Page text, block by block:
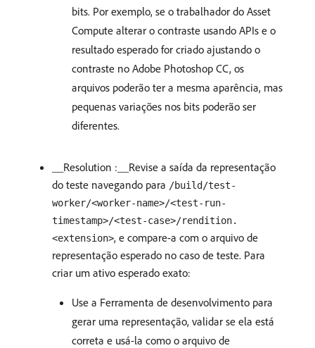
bits. Por exemplo, se o trabalhador do Asset
Compute alterar o contraste usando APIs e o
resultado esperado for criado ajustando o
contraste no Adobe Photoshop CC, os
arquivos poderão ter a mesma aparência, mas
pequenas variações nos bits poderão ser
diferentes.
__Resolution :__Revise a saída da representação
do teste navegando para /build/test-
worker/<worker-name>/<test-run-
timestamp>/<test-case>/rendition.
<extension>, e compare-a com o arquivo de
representação esperado no caso de teste. Para
criar um ativo esperado exato:
Use a Ferramenta de desenvolvimento para
gerar uma representação, validar se ela está
correta e usá-la como o arquivo de